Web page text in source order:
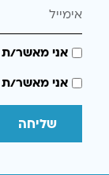
אני מאשר/
אני מאשר/ת
שליחה